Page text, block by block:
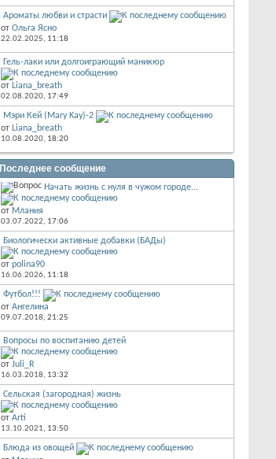
Ароматы любви и страсти
от Ольга Ясно
22.02.2025, 11:18
Гель-лаки или долгоиграющий маникюр
от Liana_breath
02.08.2020, 17:49
Мэри Кей (Mary Kay)-2
от Liana_breath
10.08.2020, 18:20
Последнее сообщение
Начать жизнь с нуля в чужом городе...
от Млания
03.07.2022, 17:06
Биологически активные добавки (БАДы)
от polina90
16.06.2026, 11:18
Футбол!!!
от Ангелина
09.07.2018, 21:25
Вопросы по воспитанию детей
от Juli_R
16.03.2018, 13:32
Сельская (загородная) жизнь
от Arti
13.10.2021, 13:50
Блюда из овощей